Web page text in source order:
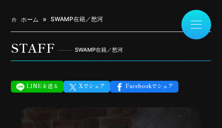
ホーム SWAMP在籍／愁河
STAFF SWAMP在籍／愁河
LINEを送る Xでシェア Facebookでシェア